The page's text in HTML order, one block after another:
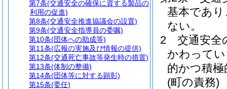
基本であ
ない。
2
交通安全
かわって
的かつ積
(町の責務)
第7条(交通安全の確保に資する製品の
利用の促進)
第8条(交通安全推進協議会の設置)
第9条(交通安全指導員の委嘱)
第10条(団体への助成等)
第11条(広報の実施及び情報の提供)
第12条(交通死亡事故等発生時の措置)
第13条(体制の整備)
第14条(団体等に対する顕彰)
第15条(委任)